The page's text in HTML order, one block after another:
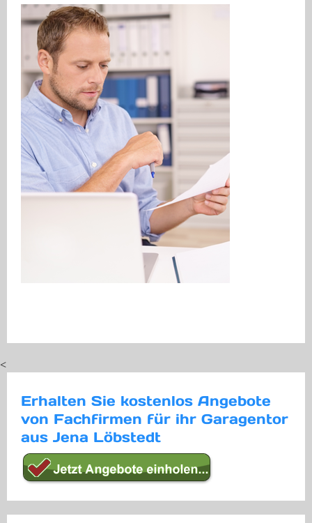
<
Erhalten Sie kostenlos Angebote
von Fachfirmen für ihr Garagentor
aus Jena Löbstedt